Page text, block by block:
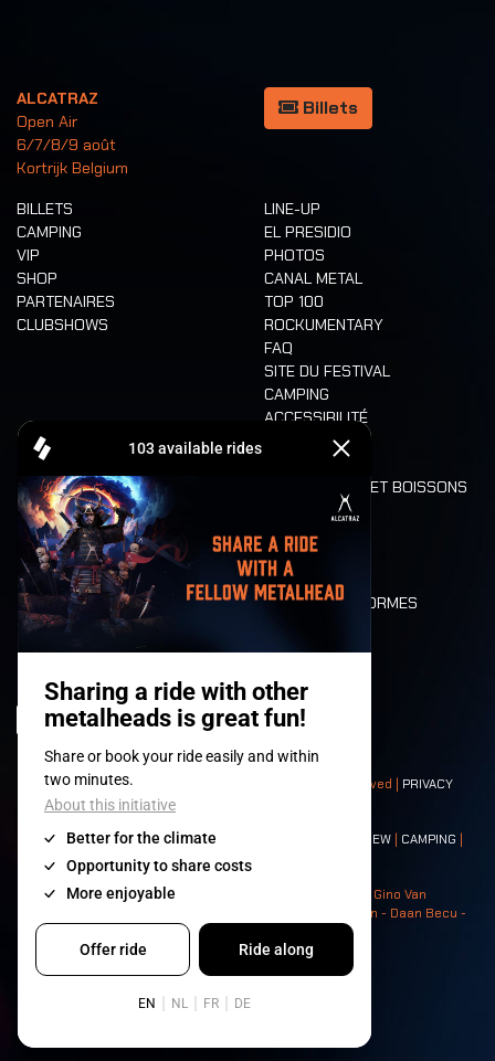
ALCATRAZ
Open Air
6/7/8/9 août
Kortrijk Belgium
Billets
BILLETS
CAMPING
VIP
SHOP
PARTENAIRES
CLUBSHOWS
LINE-UP
EL PRESIDIO
PHOTOS
CANAL METAL
TOP 100
ROCKUMENTARY
FAQ
SITE DU FESTIVAL
CAMPING
ACCESSIBILITÉ
CASHLESS
ALIMENTATION ET BOISSONS
LONE WOLVES
PLAN
DEATH RIDE
VALEURS ET NORMES
HISTOIRE
© 2008-2026- Apache Productions VZW – All rights reserved | PRIVACY
POLICY|CONDITIONS GÉNÉRALES
Contact:GENERAL| PARTNERSHIPS CREW CAMPING
NEIGHBOURS
Photos: Ann Kermans - Hans Van Hoof - Eliaz Bruggeman - Gino Van
Lancker - Tim Tronckoe - Elsie Roymans - Stijn Verbruggen - Daan Becu -
Claus Christa - Devid Camerlynck